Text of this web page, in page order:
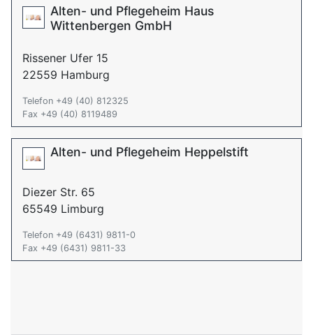
Alten- und Pflegeheim Haus
Wittenbergen GmbH
Rissener Ufer 15
22559 Hamburg
Telefon +49 (40) 812325
Fax +49 (40) 8119489
Alten- und Pflegeheim Heppelstift
Diezer Str. 65
65549 Limburg
Telefon +49 (6431) 9811-0
Fax +49 (6431) 9811-33